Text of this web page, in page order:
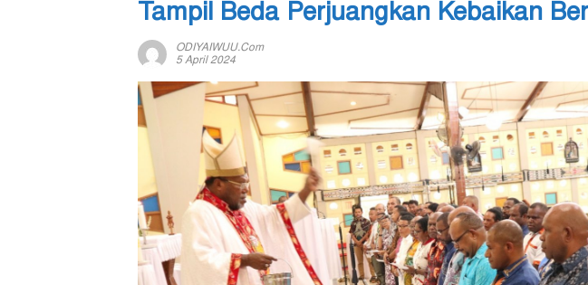
Tampil Beda Perjuangkan Kebaikan
ODIYAIWUU.com
5 April 2024